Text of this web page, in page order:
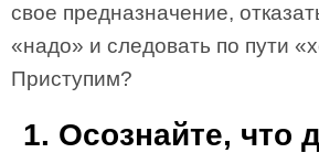
свое предназначение,
«надо» и следовать по пути
Приступим?
1. Осознайте, что